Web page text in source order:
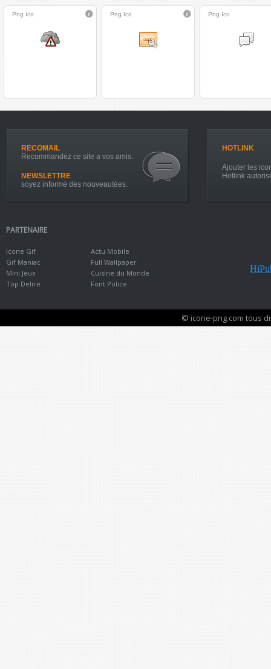
Png Ico Png Ico Png Ico
RECOMAIL
Recommandez ce site a vos amis.
NEWSLETTRE
soyez informé des nouveautées.
HOTLINK
Ajouter les
Hotlink
PARTENAIRE
Icone Gif
Gif Maniac
Mini Jeux
Top Delire
Actu Mobile
Full Wallpaper
Cuisine du Monde
Font Police
© icone-png.com tous